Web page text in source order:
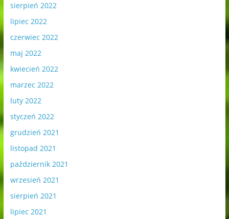
sierpień 2022
lipiec 2022
czerwiec 2022
maj 2022
kwiecień 2022
marzec 2022
luty 2022
styczeń 2022
grudzień 2021
listopad 2021
październik 2021
wrzesień 2021
sierpień 2021
lipiec 2021